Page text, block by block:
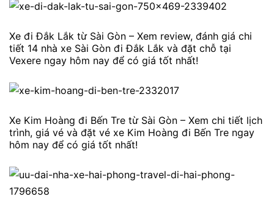
Xe đi Đắk Lắk từ Sài Gòn – Xem review, đánh giá chi
tiết 14 nhà xe Sài Gòn đi Đắk Lắk và đặt chỗ tại
Vexere ngay hôm nay để có giá tốt nhất!
Xe Kim Hoàng đi Bến Tre từ Sài Gòn – Xem chi tiết lịch
trình, giá vé và đặt vé xe Kim Hoàng đi Bến Tre ngay
hôm nay để có giá tốt nhất!